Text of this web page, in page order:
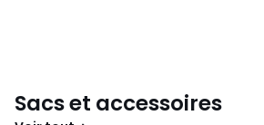
Sacs et accessoires